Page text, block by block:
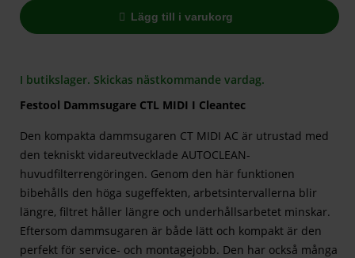
Lägg till i varukorg
I butikslager. Skickas nästkommande vardag.
Festool Dammsugare CTL MIDI I Cleantec
Den kompakta dammsugaren CT MIDI AC är utrustad med
den tekniskt vidareutvecklade AUTOCLEAN-
huvudfilterrengöringen. Genom den här funktionen
bibehålls den höga sugeffekten, arbetsintervallerna blir
längre, filtret håller längre och underhållsarbetet minskar.
Eftersom dammsugaren är både lätt och kompakt är den
perfekt för service- och montagejobb. Den har också många